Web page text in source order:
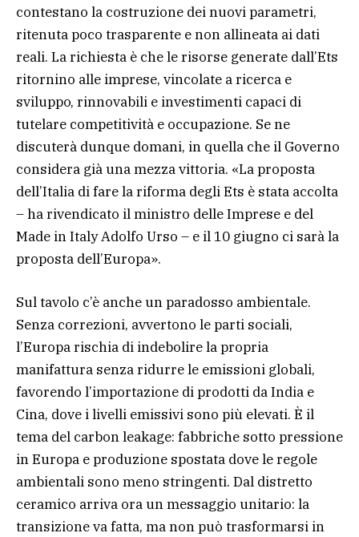
contestano la costruzione dei nuovi parametri,
ritenuta poco trasparente e non allineata ai dati
reali. La richiesta è che le risorse generate dall’Ets
ritornino alle imprese, vincolate a ricerca e
sviluppo, rinnovabili e investimenti capaci di
tutelare competitività e occupazione. Se ne
discuterà dunque domani, in quella che il Governo
considera già una mezza vittoria. «La proposta
dell’Italia di fare la riforma degli Ets è stata accolta
– ha rivendicato il ministro delle Imprese e del
Made in Italy Adolfo Urso – e il 10 giugno ci sarà la
proposta dell’Europa».
Sul tavolo c’è anche un paradosso ambientale.
Senza correzioni, avvertono le parti sociali,
l’Europa rischia di indebolire la propria
manifattura senza ridurre le emissioni globali,
favorendo l’importazione di prodotti da India e
Cina, dove i livelli emissivi sono più elevati. È il
tema del carbon leakage: fabbriche sotto pressione
in Europa e produzione spostata dove le regole
ambientali sono meno stringenti. Dal distretto
ceramico arriva ora un messaggio unitario: la
transizione va fatta, ma non può trasformarsi in